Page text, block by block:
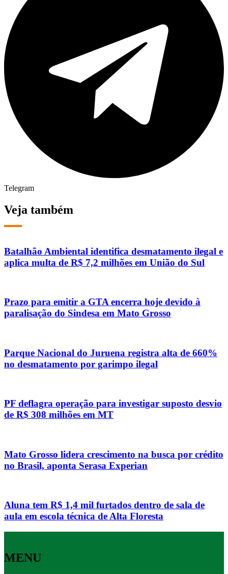
Telegram
Veja também
Batalhão Ambiental identifica desmatamento ilegal e
aplica multa de R$ 7,2 milhões em União do Sul
Prazo para emitir a GTA encerra hoje devido à
paralisação do Sindesa em Mato Grosso
Parque Nacional do Juruena registra alta de 660%
no desmatamento por garimpo ilegal
PF deflagra operação para investigar suposto desvio
de R$ 308 milhões em MT
Mato Grosso lidera crescimento na busca por crédito
no Brasil, aponta Serasa Experian
Aluna tem R$ 1,4 mil furtados dentro de sala de
aula em escola técnica de Alta Floresta
MENU